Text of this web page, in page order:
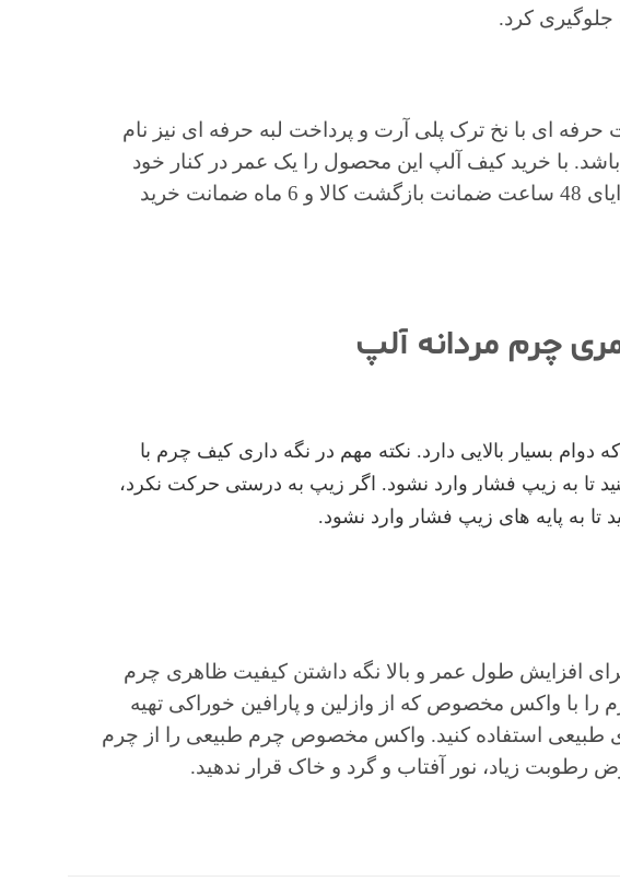
کرد.
ای با نخ ترک پلی آرت و پرداخت لبه حرفه ای نیز نام
با خرید کیف آلپ این محصول را یک عمر در کنار خود
خواهید داشت. همچنین با خرید این محصول از مزایای 48 ساعت ضمانت بازگشت کالا و 6 ماه ضمانت خرید
چرم مردانه آلپ
دوام بسیار بالایی دارد. نکته مهم در نگه داری کیف چرم با
تا به زیپ فشار وارد نشود. اگر زیپ به درستی حرکت نکرد،
تا به پایه های زیپ فشار وارد نشود.
افزایش طول عمر و بالا نگه داشتن کیفیت ظاهری چرم
با واکس مخصوص که از وازلین و پارافین خوراکی تهیه
طبیعی استفاده کنید. واکس مخصوص چرم طبیعی را از چرم
رطوبت زیاد، نور آفتاب و گرد و خاک قرار ندهید.